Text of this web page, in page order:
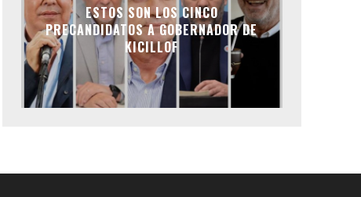
ESTOS SON LOS CINCO
PRECANDIDATOS A GOBERNADOR DE
KICILLOF